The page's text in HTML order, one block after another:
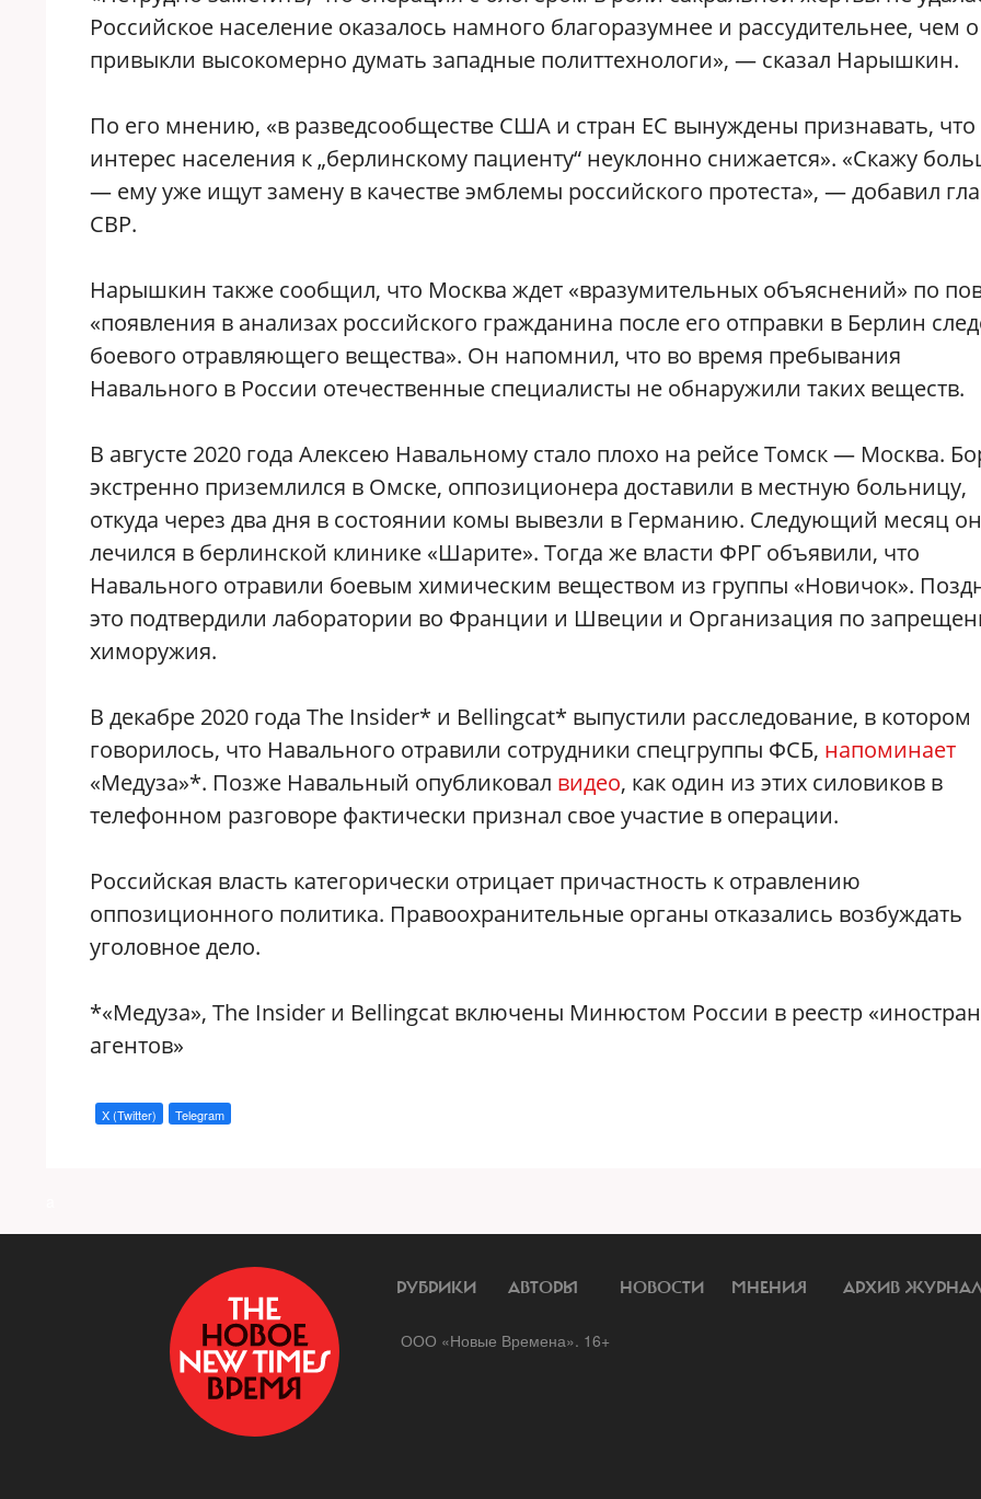
Российское население оказалось намного благоразумнее и рассудительнее, чем
привыкли высокомерно думать западные политтехнологи», — сказал Нарышкин.
По его мнению, «в разведсообществе США и стран ЕС вынуждены признавать, что
интерес населения к „берлинскому пациенту“ неуклонно снижается». «Скажу
— ему уже ищут замену в качестве эмблемы российского протеста», — добавил
СВР.
Нарышкин также сообщил, что Москва ждет «вразумительных объяснений» по
«появления в анализах российского гражданина после его отправки в Берлин
боевого отравляющего вещества». Он напомнил, что во время пребывания
Навального в России отечественные специалисты не обнаружили таких веществ.
В августе 2020 года Алексею Навальному стало плохо на рейсе Томск — Москва.
экстренно приземлился в Омске, оппозиционера доставили в местную больницу,
откуда через два дня в состоянии комы вывезли в Германию. Следующий месяц он
лечился в берлинской клинике «Шарите». Тогда же власти ФРГ объявили, что
Навального отравили боевым химическим веществом из группы «Новичок».
это подтвердили лаборатории во Франции и Швеции и Организация по
химоружия.
В декабре 2020 года The Insider* и Bellingcat* выпустили расследование, в котором
говорилось, что Навального отравили сотрудники спецгруппы ФСБ, напоминает
«Медуза»*. Позже Навальный опубликовал видео, как один из этих силовиков в
телефонном разговоре фактически признал свое участие в операции.
Российская власть категорически отрицает причастность к отравлению
оппозиционного политика. Правоохранительные органы отказались возбуждать
уголовное дело.
*«Медуза», The Insider и Bellingcat включены Минюстом России в реестр
агентов»
X (Twitter) Telegram
РУБРИКИ АВТОРЫ НОВОСТИ МНЕНИЯ АРХИВ
ООО «Новые Времена». 16+